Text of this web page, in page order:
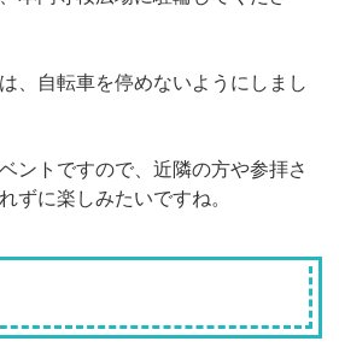
、自転車を停めないようにしまし
ントですので、近隣の方や参拝さ
ずに楽しみたいですね。